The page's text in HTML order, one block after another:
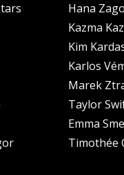
Hana
Kazma
Kim
Karlos
Marek
Taylor
Emma
Timothée